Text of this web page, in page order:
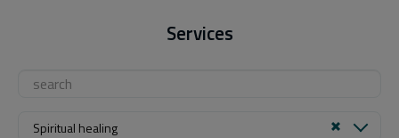
Services
Spiritual healing